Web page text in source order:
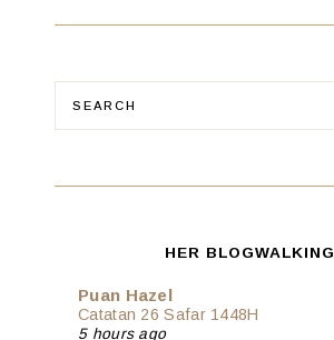
HER BLOGWALKING
Puan Hazel
Catatan 26 Safar 1448H
5 hours ago